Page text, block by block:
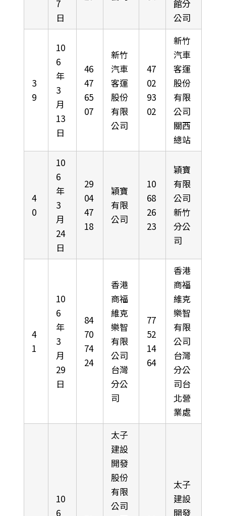
7
日
館分
公司
3
9
10
6
年
3
月
13
日
46
47
65
07
新竹
汽車
客運
股份
有限
公司
47
02
93
02
新竹
汽車
客運
股份
有限
公司
關西
總站
4
0
10
6
年
3
月
24
日
29
04
47
18
穎寶
有限
公司
10
68
26
23
穎寶
有限
公司
新竹
分公
司
4
1
10
6
年
3
月
29
日
84
70
74
24
香港
商福
維克
樂智
有限
公司
台灣
分公
司
77
52
14
64
香港
商福
維克
樂智
有限
公司
台灣
分公
司台
北營
業處
10
6
太子
建設
開發
股份
有限
公司
太子
建設
開發